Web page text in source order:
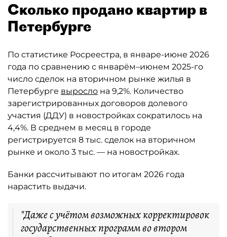
Сколько продано квартир в
Петербурге
По статистике Росреестра, в январе-июне 2026
года по сравнению с январём–июнем 2025-го
число сделок на вторичном рынке жилья в
Петербурге выросло на 9,2%. Количество
зарегистрированных договоров долевого
участия (ДДУ) в новостройках сократилось на
4,4%. В среднем в месяц в городе
регистрируется 8 тыс. сделок на вторичном
рынке и около 3 тыс. — на новостройках.
Банки рассчитывают по итогам 2026 года
нарастить выдачи.
"Даже с учётом возможных корректировок
государственных программ во втором